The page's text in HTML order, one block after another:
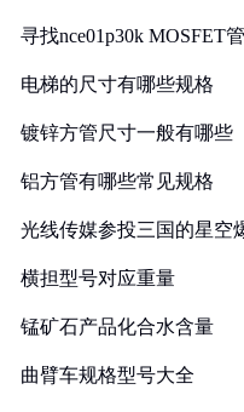
寻找nce01p30k MOSFET
电梯的尺寸有哪些规格
镀锌方管尺寸一般有哪些
铝方管有哪些常见规格
光线传媒参投三国的星空
横担型号对应重量
锰矿石产品化合水含量
曲臂车规格型号大全